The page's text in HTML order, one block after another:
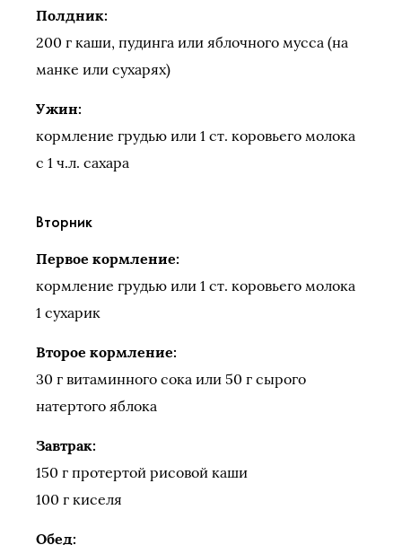
Полдник:
200 г каши, пудинга или яблочного мусса (на
манке или сухарях)
Ужин:
кормление грудью или 1 ст. коровьего молока
с 1 ч.л. сахара
Вторник
Первое кормление:
кормление грудью или 1 ст. коровьего молока
1 сухарик
Второе кормление:
30 г витаминного сока или 50 г сырого
натертого яблока
Завтрак:
150 г протертой рисовой каши
100 г киселя
Обед: